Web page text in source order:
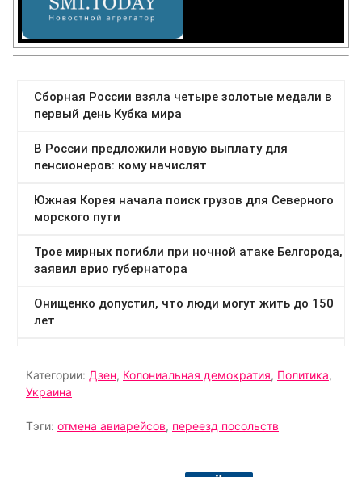
Категории: Дзен, Колониальная демократия, Политика,
Украина
Тэги: отмена авиарейсов, переезд посольств